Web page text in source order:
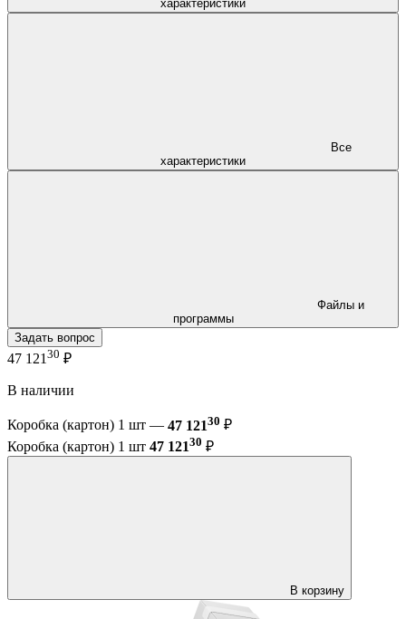
характеристики
характеристики
программы
Задать вопрос
47 121 30 ₽
В наличии
Коробка (картон) 1 шт — 47 12130 ₽
Коробка (картон) 1 шт 47 12130 ₽
В корзину